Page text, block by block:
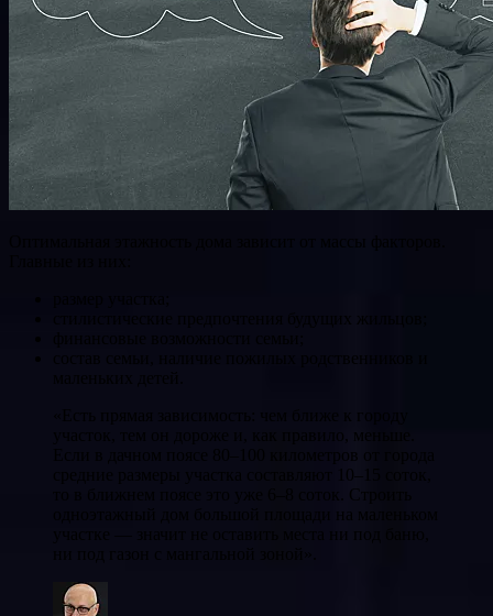
участок, тем он дороже и, как правило, меньше.
Если в дачном поясе 80–100 километров от города
средние размеры участка составляют 10–15 соток,
то в ближнем поясе это уже 6–8 соток. Строить
одноэтажный дом большой площади на маленьком
участке — значит не оставить места ни под баню,